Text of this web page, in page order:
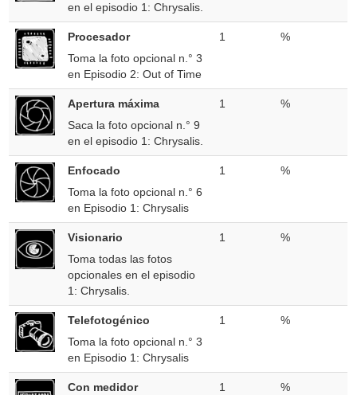
en el episodio 1: Chrysalis.
Procesador
Toma la foto opcional n.° 3
en Episodio 2: Out of Time
1 %
Apertura máxima
Saca la foto opcional n.° 9
en el episodio 1: Chrysalis.
1 %
Enfocado
Toma la foto opcional n.° 6
en Episodio 1: Chrysalis
1 %
Visionario
Toma todas las fotos
opcionales en el episodio
1: Chrysalis.
1 %
Telefotogénico
Toma la foto opcional n.° 3
en Episodio 1: Chrysalis
1 %
Con medidor
1 %